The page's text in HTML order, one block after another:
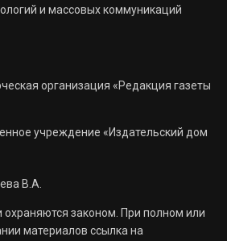
и массовых коммуникаций
организация «Редакция газеты
учреждение «Издательский дом
В.А.
законом. При полном или
материалов ссылка на